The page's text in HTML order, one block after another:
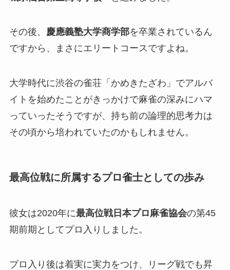
その後、 慶應義塾大学商学部を卒業されているん
ですから、まさにエリートコースですよね。
大学時代に渋谷の雀荘「かめきたざわ」でアルバ
イトを始めたことがきっかけで麻雀の深みにハマ
っていったそうですが、持ち前の論理的思考力は
その頃から培われていたのかもしれません。
最高位戦に所属するプロ雀士としての歩み
彼女は2020年に最高位戦日本プロ麻雀協会の第45
期前期としてプロ入りしました。
プロ入り後は着実に実力をつけ、リーグ戦でも昇